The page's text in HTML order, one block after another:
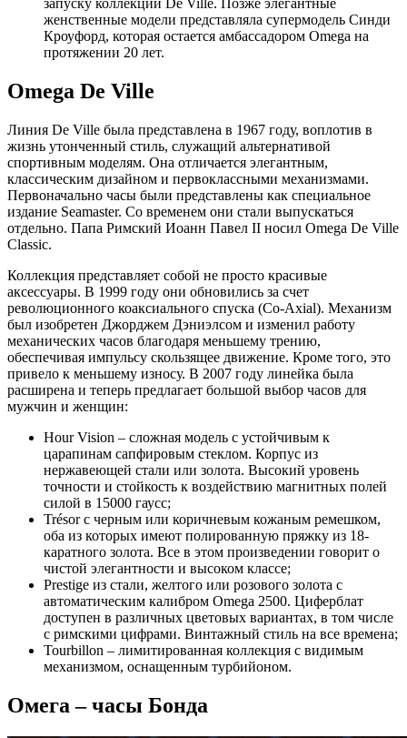
запуску коллекции De Ville. Позже элегантные
женственные модели представляла супермодель Синди
Кроуфорд, которая остается амбассадором Omega на
протяжении 20 лет.
Omega De Ville
Линия De Ville была представлена в 1967 году, воплотив в
жизнь утонченный стиль, служащий альтернативой
спортивным моделям. Она отличается элегантным,
классическим дизайном и первоклассными механизмами.
Первоначально часы были представлены как специальное
издание Seamaster. Со временем они стали выпускаться
отдельно. Папа Римский Иоанн Павел II носил Omega De Ville
Classic.
Коллекция представляет собой не просто красивые
аксессуары. В 1999 году они обновились за счет
революционного коаксиального спуска (Co-Axial). Механизм
был изобретен Джорджем Дэниэлсом и изменил работу
механических часов благодаря меньшему трению,
обеспечивая импульсу скользящее движение. Кроме того, это
привело к меньшему износу. В 2007 году линейка была
расширена и теперь предлагает большой выбор часов для
мужчин и женщин:
Hour Vision – сложная модель с устойчивым к
царапинам сапфировым стеклом. Корпус из
нержавеющей стали или золота. Высокий уровень
точности и стойкость к воздействию магнитных полей
силой в 15000 гаусс;
Trésor с черным или коричневым кожаным ремешком,
оба из которых имеют полированную пряжку из 18-
каратного золота. Все в этом произведении говорит о
чистой элегантности и высоком классе;
Prestige из стали, желтого или розового золота с
автоматическим калибром Omega 2500. Циферблат
доступен в различных цветовых вариантах, в том числе
с ​​римскими цифрами. Винтажный стиль на все времена;
Tourbillon – лимитированная коллекция с видимым
механизмом, оснащенным турбийоном.
Омега – часы Бонда